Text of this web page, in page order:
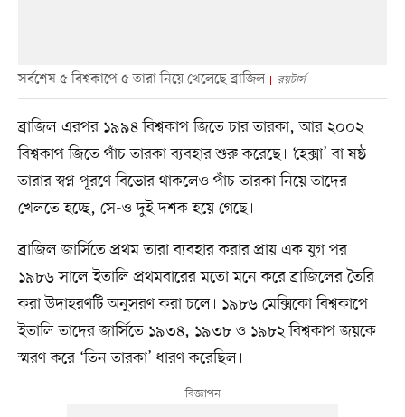
সর্বশেষ ৫ বিশ্বকাপে ৫ তারা নিয়ে খেলেছে ব্রাজিল রয়টার্স
ব্রাজিল এরপর ১৯৯৪ বিশ্বকাপ জিতে চার তারকা, আর ২০০২
বিশ্বকাপ জিতে পাঁচ তারকা ব্যবহার শুরু করেছে। ‘হেক্সা’ বা ষষ্ঠ
তারার স্বপ্ন পূরণে বিভোর থাকলেও পাঁচ তারকা নিয়ে তাদের
খেলতে হচ্ছে, সে-ও দুই দশক হয়ে গেছে।
ব্রাজিল জার্সিতে প্রথম তারা ব্যবহার করার প্রায় এক যুগ পর
১৯৮৬ সালে ইতালি প্রথমবারের মতো মনে করে ব্রাজিলের তৈরি
করা উদাহরণটি অনুসরণ করা চলে। ১৯৮৬ মেক্সিকো বিশ্বকাপে
ইতালি তাদের জার্সিতে ১৯৩৪, ১৯৩৮ ও ১৯৮২ বিশ্বকাপ জয়কে
স্মরণ করে ‘তিন তারকা’ ধারণ করেছিল।